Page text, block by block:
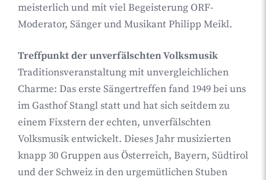
meisterlich und mit viel Begeisterung ORF-
Moderator, Sänger und Musikant Philipp Meikl.
Treffpunkt der unverfälschten Volksmusik
Traditionsveranstaltung mit unvergleichlichen
Charme: Das erste Sängertreffen fand 1949 bei uns
im Gasthof Stangl statt und hat sich seitdem zu
einem Fixstern der echten, unverfälschten
Volksmusik entwickelt. Dieses Jahr musizierten
knapp 30 Gruppen aus Österreich, Bayern, Südtirol
und der Schweiz in den urgemütlichen Stuben